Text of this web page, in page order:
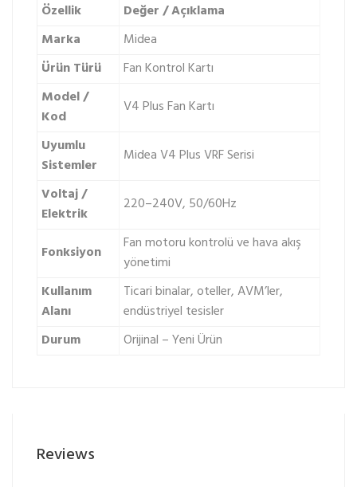
Özellik
Değer / Açıklama
Marka
Midea
Ürün Türü
Fan Kontrol Kartı
Model /
Kod
V4 Plus Fan Kartı
Uyumlu
Sistemler
Midea V4 Plus VRF Serisi
Voltaj /
Elektrik
220–240V, 50/60Hz
Fonksiyon
Fan motoru kontrolü ve hava akış
yönetimi
Kullanım
Alanı
Ticari binalar, oteller, AVM’ler,
endüstriyel tesisler
Durum
Orijinal – Yeni Ürün
Reviews